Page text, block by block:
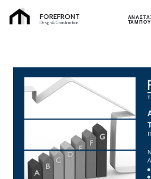
FOREFRONT
Design & Construction